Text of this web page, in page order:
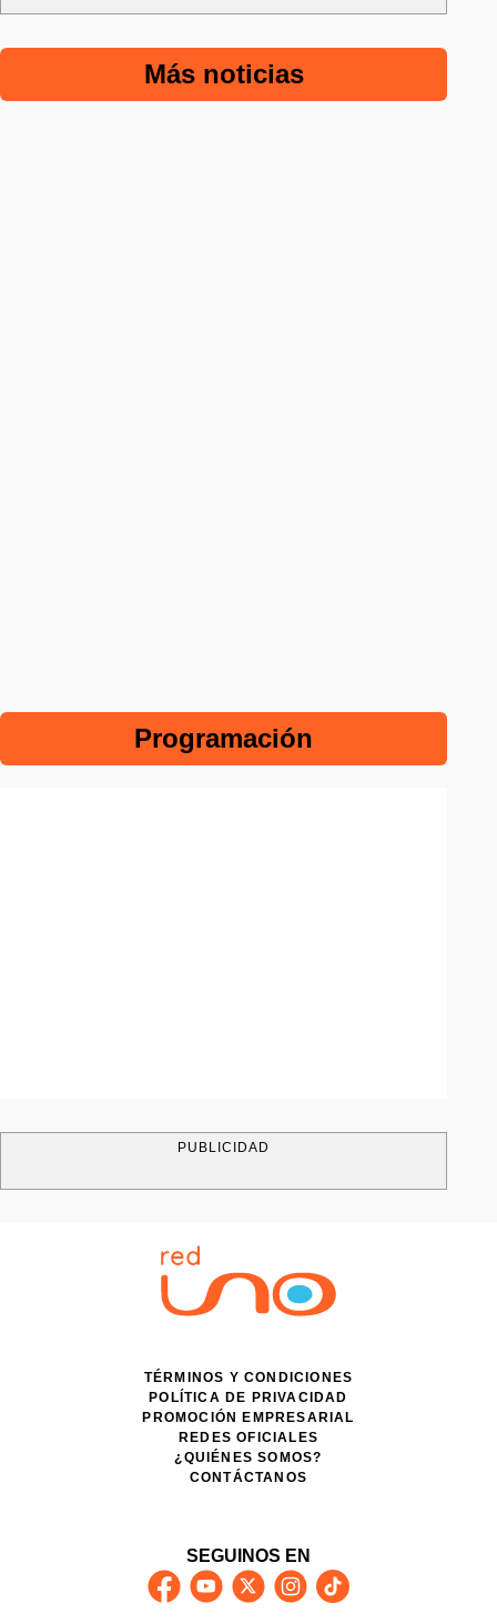
Más noticias
Programación
PUBLICIDAD
TÉRMINOS Y CONDICIONES
POLÍTICA DE PRIVACIDAD
PROMOCIÓN EMPRESARIAL
REDES OFICIALES
¿QUIÉNES SOMOS?
CONTÁCTANOS
SEGUINOS EN